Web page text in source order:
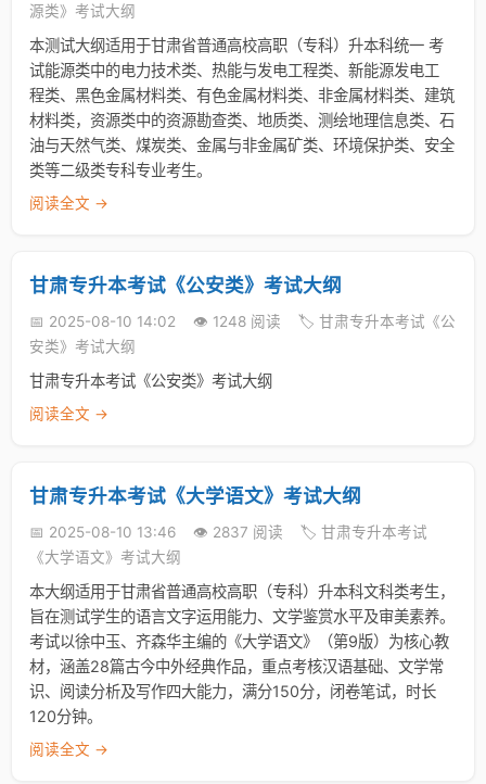
源类》考试大纲
本测试大纲适用于甘肃省普通高校高职（专科）升本科统一 考
试能源类中的电力技术类、热能与发电工程类、新能源发电工
程类、黑色金属材料类、有色金属材料类、非金属材料类、建筑
材料类，资源类中的资源勘查类、地质类、测绘地理信息类、石
油与天然气类、煤炭类、金属与非金属矿类、环境保护类、安全
类等二级类专科专业考生。
阅读全文 →
甘肃专升本考试《公安类》考试大纲
📅 2025-08-10 14:02 👁️ 1248 阅读
🏷️ 甘肃专升本考试《公
安类》考试大纲
甘肃专升本考试《公安类》考试大纲
阅读全文 →
甘肃专升本考试《大学语文》考试大纲
📅 2025-08-10 13:46 👁️ 2837 阅读
🏷️ 甘肃专升本考试
《大学语文》考试大纲
本大纲适用于甘肃省普通高校高职（专科）升本科文科类考生，
旨在测试学生的语言文字运用能力、文学鉴赏水平及审美素养。
考试以徐中玉、齐森华主编的《大学语文》（第9版）为核心教
材，涵盖28篇古今中外经典作品，重点考核汉语基础、文学常
识、阅读分析及写作四大能力，满分150分，闭卷笔试，时长
120分钟。
阅读全文 →